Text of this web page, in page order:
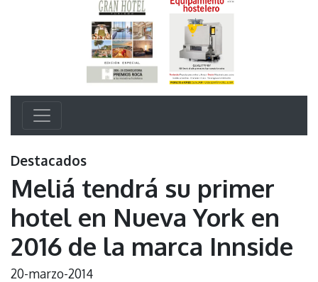
Destacados
Meliá tendrá su primer
hotel en Nueva York en
2016 de la marca Innside
20-marzo-2014